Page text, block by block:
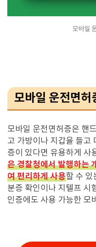
모바일
모바일 운전면허
모바일 운전면허증은 핸
고 가방이나 지갑을 들고
증이 있다면 유용하게 사
은 경찰청에서 발행하는
여 편리하게 사용할 수
분증 확인이나 지텔프 시
인증에도 사용 가능한 모